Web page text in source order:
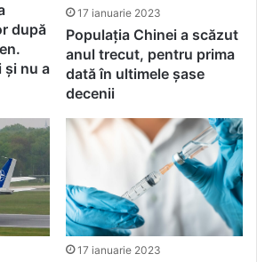
după
și nu a
17 ianuarie 2023
Populația Chinei a scăzut
anul trecut, pentru prima
dată în ultimele șase
decenii
17 ianuarie 2023